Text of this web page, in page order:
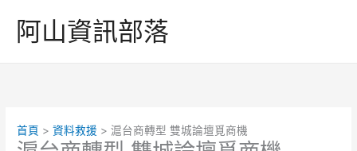
阿山資訊部落
首頁 資料救援 滬台商轉型 雙城論壇覓商機